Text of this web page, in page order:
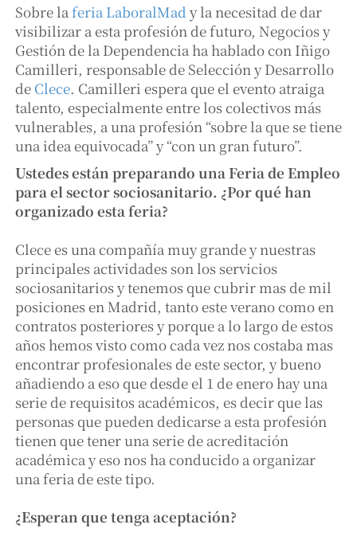
Sobre laferia LaboralMad y la necesitad de dar
visibilizar a esta profesión de futuro, Negocios y
Gestión de la Dependencia ha hablado con Iñigo
Camilleri, responsable de Selección y Desarrollo
de Clece. Camilleri espera que el evento atraiga
talento, especialmente entre los colectivos más
vulnerables, a una profesión “sobre la que se tiene
una idea equivocada” y “con un gran futuro”.
Ustedes están preparando una Feria de Empleo
para el sector sociosanitario. ¿Por qué han
organizado esta feria?
Clece es una compañía muy grande y nuestras
principales actividades son los servicios
sociosanitarios y tenemos que cubrir mas de mil
posiciones en Madrid, tanto este verano como en
contratos posteriores y porque a lo largo de estos
años hemos visto como cada vez nos costaba mas
encontrar profesionales de este sector, y bueno
añadiendo a eso que desde el 1 de enero hay una
serie de requisitos académicos, es decir que las
personas que pueden dedicarse a esta profesión
tienen que tener una serie de acreditación
académica y eso nos ha conducido a organizar
una feria de este tipo.
¿Esperan que tenga aceptación?